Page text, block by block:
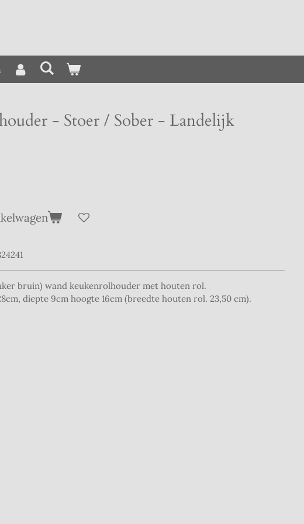
- Stoer / Sober - Landelijk
bruin) wand keukenrolhouder met houten rol.
diepte 9cm hoogte 16cm (breedte houten rol. 23,50 cm).